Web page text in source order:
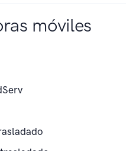
móviles